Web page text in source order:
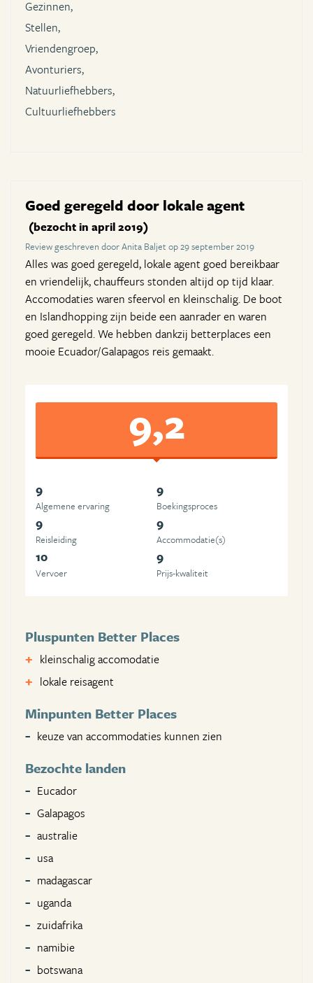
Gezinnen,
Stellen,
Vriendengroep,
Avonturiers,
Natuurliefhebbers,
Cultuurliefhebbers
Goed geregeld door lokale agent
(bezocht in april 2019)
Review geschreven door Anita Baljet op 29 september 2019
Alles was goed geregeld, lokale agent goed bereikbaar
en vriendelijk, chauffeurs stonden altijd op tijd klaar.
Accomodaties waren sfeervol en kleinschalig. De boot
en Islandhopping zijn beide een aanrader en waren
goed geregeld. We hebben dankzij betterplaces een
mooie Ecuador/Galapagos reis gemaakt.
9,2
9
Algemene ervaring
9
Boekingsproces
9
Reisleiding
9
Accommodatie(s)
10
Vervoer
9
Prijs-kwaliteit
Pluspunten Better Places
kleinschalig accomodatie
lokale reisagent
Minpunten Better Places
keuze van accommodaties kunnen zien
Bezochte landen
Eucador
Galapagos
australie
usa
madagascar
uganda
zuidafrika
namibie
botswana